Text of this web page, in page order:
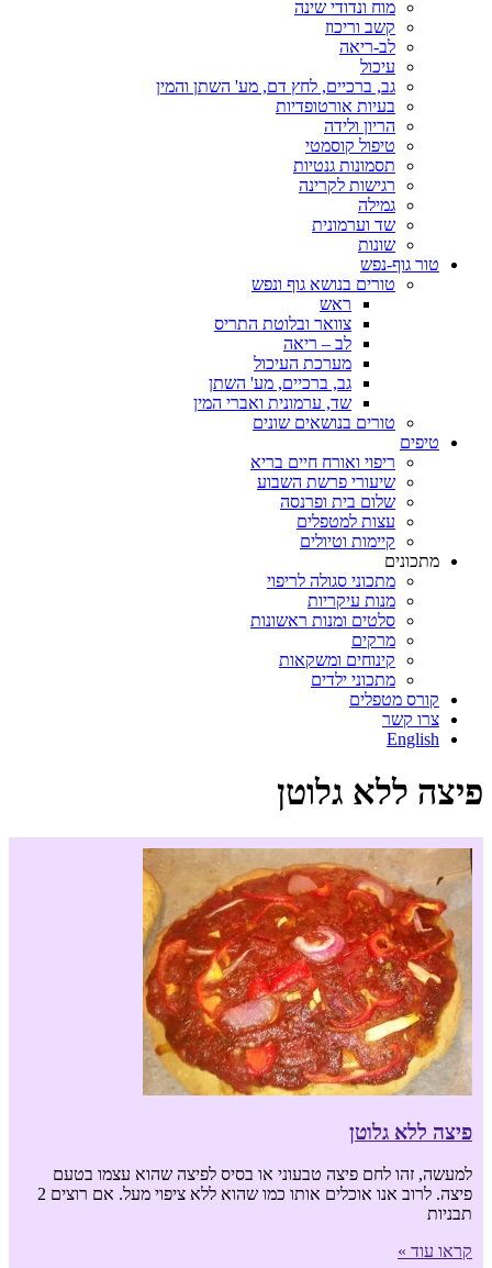
מוח ונדודי שינה
קשב וריכוז
לב-ריאה
עיכול
גב, ברכיים, לחץ דם, מע' השתן והמין
בעיות אורטופדיות
הריון ולידה
טיפול קוסמטי
תסמונות גנטיות
רגישות לקרינה
גמילה
שד וערמונית
שונות
טור גוף-נפש
טורים בנושא גוף ונפש
ראש
צוואר ובלוטת התריס
לב – ריאה
מערכת העיכול
גב, ברכיים, מע' השתן
שד, ערמונית ואברי המין
טורים בנושאים שונים
טיפים
ריפוי ואורח חיים בריא
שיעורי פרשת השבוע
שלום בית ופרנסה
עצות למטפלים
קיימות וטיולים
מתכונים
מתכוני סגולה לריפוי
מנות עיקריות
סלטים ומנות ראשונות
מרקים
קינוחים ומשקאות
מתכוני ילדים
קורס מטפלים
צרו קשר
English
פיצה ללא גלוטן
פיצה ללא גלוטן
למעשה, זהו לחם פיצה טבעוני או בסיס לפיצה שהוא עצמו בטעם
פיצה. לרוב אנו אוכלים אותו כמו שהוא ללא ציפוי מעל. אם רוצים 2
תבניות
קראו עוד »